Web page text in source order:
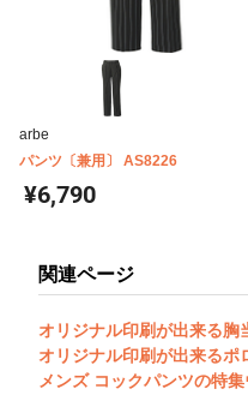
arbe
パンツ〔兼用〕 AS8226
¥6,790
関連ページ
オリジナル印刷が出来る胸
オリジナル印刷が出来るポ
メンズ コックパンツの特集